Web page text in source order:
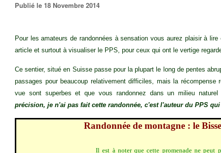
Publié le 18 Novembre 2014
Pour les amateurs de randonnées à sensation vous aurez plaisir à lire
article et surtout à visualiser le PPS, pour ceux qui ont le vertige
Ce sentier, situé en Suisse passe pour la plupart le long de pentes
passages pour beaucoup relativement difficiles, mais la
vue sont superbes et que vous randonnez dans un milieu
précision, je n'ai pas fait cette randonnée, c'est l'auteur du PPS
Randonnée de montagne : le
Il est à noter que cette promenade ne peut